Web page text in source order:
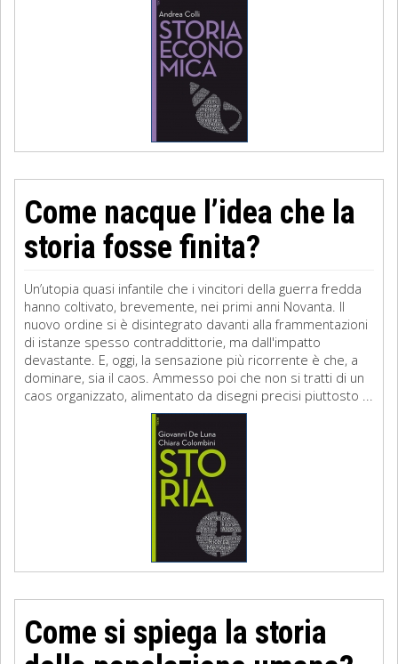
Come nacque l’idea che la
storia fosse finita?
Un’utopia quasi infantile che i vincitori della guerra fredda
hanno coltivato, brevemente, nei primi anni Novanta. Il
nuovo ordine si è disintegrato davanti alla frammentazioni
di istanze spesso contraddittorie, ma dall'impatto
devastante. E, oggi, la sensazione più ricorrente è che, a
dominare, sia il caos. Ammesso poi che non si tratti di un
caos organizzato, alimentato da disegni precisi piuttosto ...
Come si spiega la storia